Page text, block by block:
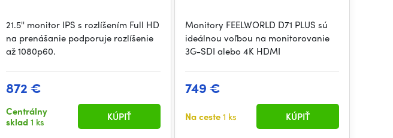
21.5'' monitor IPS s rozlíšením Full HD
na prenášanie podporuje rozlíšenie
až 1080p60.
872 €
Centrálny
sklad1 ks KÚPIŤ
Monitory FEELWORLD D71 PLUS sú
ideálnou voľbou na monitorovanie
3G-SDI alebo 4K HDMI
749 €
Na ceste1 ks KÚPIŤ